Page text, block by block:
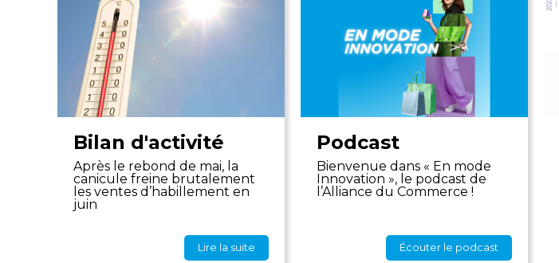
Bilan d'activité
Après le rebond de mai, la
canicule freine brutalement
les ventes d’habillement en
juin
Lire la suite
Podcast
Bienvenue dans « En mode
Innovation », le podcast de
l’Alliance du Commerce !
Écouter le podcast